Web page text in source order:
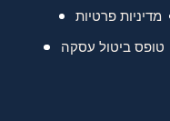
מדיניות פרטיות
טופס ביטול עסקה